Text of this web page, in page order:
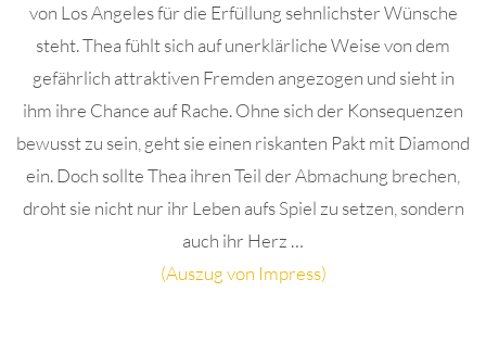
von Los Angeles für die Erfüllung sehnlichster Wünsche
steht. Thea fühlt sich auf unerklärliche Weise von dem
gefährlich attraktiven Fremden angezogen und sieht in
ihm ihre Chance auf Rache. Ohne sich der Konsequenzen
bewusst zu sein, geht sie einen riskanten Pakt mit Diamond
ein. Doch sollte Thea ihren Teil der Abmachung brechen,
droht sie nicht nur ihr Leben aufs Spiel zu setzen, sondern
auch ihr Herz …
(Auszug von Impress)